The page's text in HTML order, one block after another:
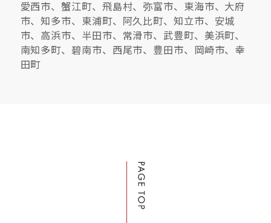
愛西市、蟹江町、飛島村、弥富市、東海市、大府
市、知多市、東浦町、阿久比町、知立市、安城
市、高浜市、半田市、常滑市、武豊町、美浜町、
南知多町、碧南市、西尾市、豊田市、岡崎市、幸
田町